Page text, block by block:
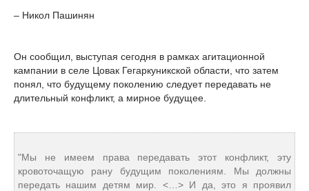
– Никол Пашинян
Он сообщил, выступая сегодня в рамках агитационной
кампании в селе Цовак Гегаркуникской области, что затем
понял, что будущему поколению следует передавать не
длительный конфликт, а мирное будущее.
"Мы не имеем права передавать этот конфликт, эту
кровоточащую рану будущим поколениям. Мы должны
передать нашим детям мир. <…> И да, это я проявил